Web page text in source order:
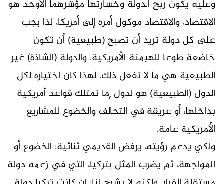
وعليه يكون ربح الدولة وخسارتها مؤشرهما الأوحد هو
الاقتصاد، والاقتصاد موكول أمره إلى أمريكا، لذا يجب
على كل دولة تريد أن تصبح (طبيعية) أن تكون
خاضعة طوعا للهيمنة الأمريكية. والدولة (الشاذة) غير
الطبيعية هي ما لا تفعل ذلك. لهذا كان اختياره لكل
الدول (الطبيعية) هو لدول إما تمتلك قواعد أمريكية
بداخلها، أو عريقة في التحالف والخضوع للمشاريع
الأمريكية عامة.
ولكي يدعم رؤيته، يرفض القديمي ثنائية: الخضوع أو
المواجهة، ثم يضرب المثل بتركيا، التي في زعمه دولة